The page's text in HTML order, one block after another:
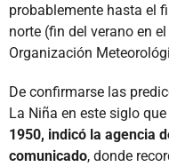
probablemente hasta el
norte (fin del verano en
Organización
De confirmarse las
La Niña en este siglo
1950, indicó la agencia
comunicado, donde